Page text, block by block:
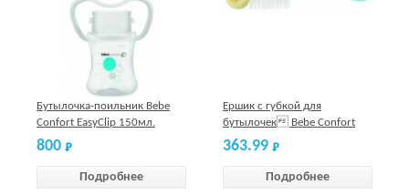
Бутылочка-поильник Bebe
Confort EasyClip 150мл.
6+мес.
800
Подробнее
Ершик с губкой для
бутылочек Bebe Confort
363.99
Подробнее